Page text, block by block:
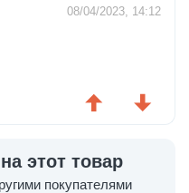
08/04/2023, 14:12
этот товар
покупателями